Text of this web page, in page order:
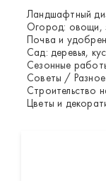
Ландшафтный
Огород: овощи,
Почва и
Сад: деревья,
Сезонные
Советы / Разное
Строительство
Цветы и